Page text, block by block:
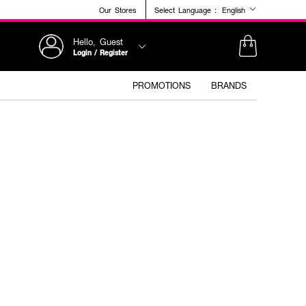
Our Stores Select Language : English
Hello, Guest
Login / Register
PROMOTIONS BRANDS